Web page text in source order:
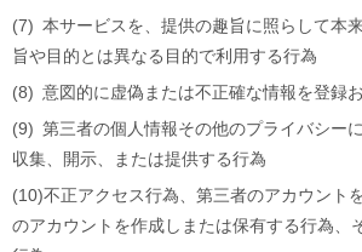
(7) 本サービスを、提供の趣旨に照らして本
旨や目的とは異なる目的で利用する行為
(8) 意図的に虚偽または不正確な情報を登録
(9) 第三者の個人情報その他のプライバシー
収集、開示、または提供する行為
(10)不正アクセス行為、第三者のアカウント
のアカウントを作成しまたは保有する行為、